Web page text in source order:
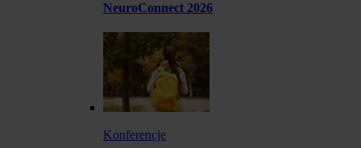
NeuroConnect 2026
Konferencje